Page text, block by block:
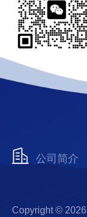
公司简介
Copyright ©